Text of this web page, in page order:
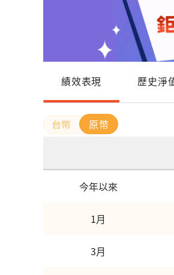
績效表現 歷史淨
原幣
今年以來
1月
3月